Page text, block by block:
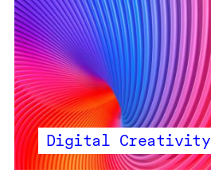
Digital Creativity